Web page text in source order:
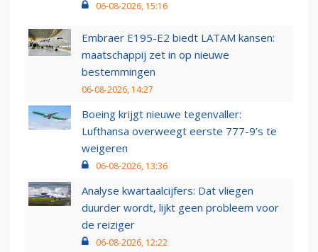
06-08-2026, 15:16
Embraer E195-E2 biedt LATAM kansen:
maatschappij zet in op nieuwe
bestemmingen
06-08-2026, 14:27
Boeing krijgt nieuwe tegenvaller:
Lufthansa overweegt eerste 777-9’s te
weigeren
06-08-2026, 13:36
Analyse kwartaalcijfers: Dat vliegen
duurder wordt, lijkt geen probleem voor
de reiziger
06-08-2026, 12:22